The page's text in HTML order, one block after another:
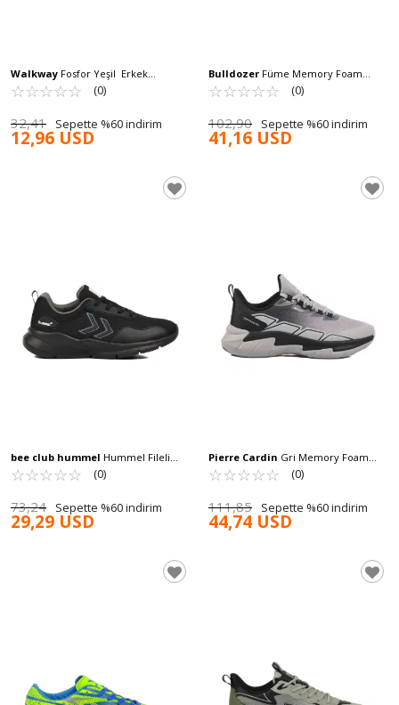
Walkway Fosfor Yeşil Erkek
Krampon Power KR M
☆☆☆☆☆
★★★★★ (0)
32,41 Sepette %60 indirim
12,96 USD
Bulldozer Füme Memory Foam
Anorak Hafif Erkek Spor Ayakkabı
231459 M
☆☆☆☆☆
★★★★★ (0)
102,90 Sepette %60 indirim
41,16 USD
bee club hummel Hummel Fileli
Hafif Hava Alan Unisex Spor Ayakkabı
900110 Hml Montre
☆☆☆☆☆
★★★★★ (0)
73,24 Sepette %60 indirim
29,29 USD
Pierre Cardin Gri Memory Foam
Hafif Erkek Spor Ayakkabı PCI-11052 M
☆☆☆☆☆
★★★★★ (0)
111,85 Sepette %60 indirim
44,74 USD